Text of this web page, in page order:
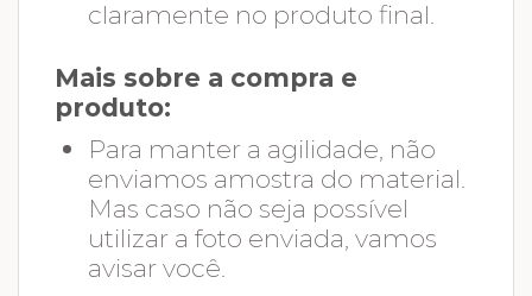
claramente no produto final.
Mais sobre a compra e
produto:
Para manter a agilidade, não
enviamos amostra do material.
Mas caso não seja possível
utilizar a foto enviada, vamos
avisar você.